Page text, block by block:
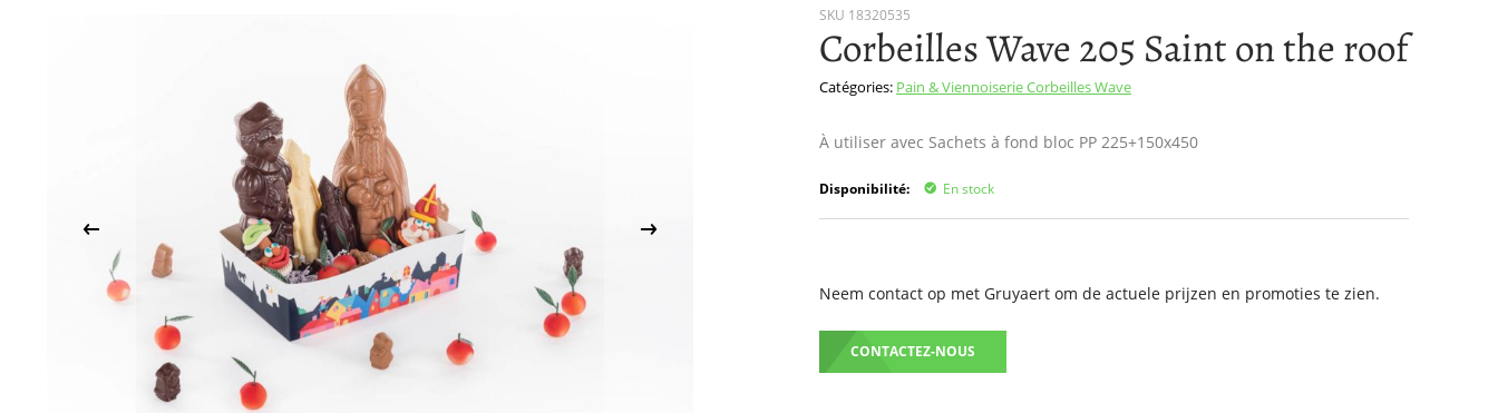
SKU 18320535
Corbeilles Wave 205 Saint on the roof
Catégories: Pain & ViennoiserieCorbeilles Wave
À utiliser avec Sachets à fond bloc PP 225+150x450
Disponibilité: En stock
Neem contact op met Gruyaert om de actuele prijzen en promoties te zien.
CONTACTEZ-NOUS